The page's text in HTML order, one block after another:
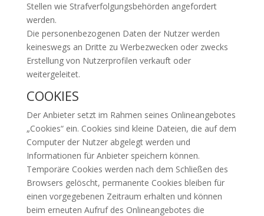
Stellen wie Strafverfolgungsbehörden angefordert
werden.
Die personenbezogenen Daten der Nutzer werden
keineswegs an Dritte zu Werbezwecken oder zwecks
Erstellung von Nutzerprofilen verkauft oder
weitergeleitet.
COOKIES
Der Anbieter setzt im Rahmen seines Onlineangebotes
„Cookies“ ein. Cookies sind kleine Dateien, die auf dem
Computer der Nutzer abgelegt werden und
Informationen für Anbieter speichern können.
Temporäre Cookies werden nach dem Schließen des
Browsers gelöscht, permanente Cookies bleiben für
einen vorgegebenen Zeitraum erhalten und können
beim erneuten Aufruf des Onlineangebotes die